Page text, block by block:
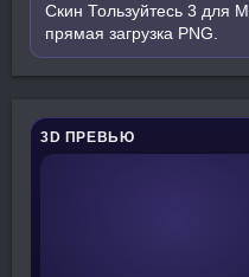
Скин Тользуйтесь 3 для
прямая загрузка PNG.
3D ПРЕВЬЮ